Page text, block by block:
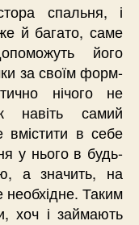
спальня, і
й багато, саме
його
за своїм форм-
нічого не
самий
в себе
у нього в будь-
а значить, на
необхідне. Таким
хоч і займають